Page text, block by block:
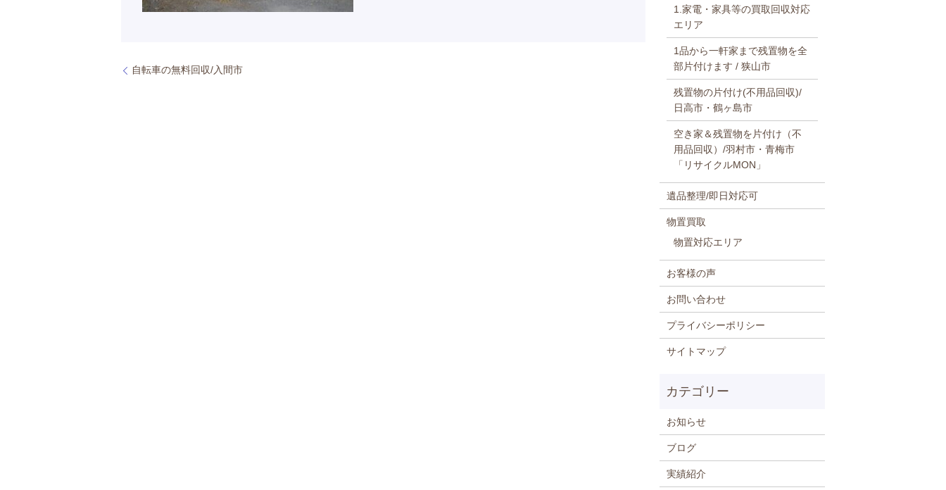
自転車の無料回収/入間市
1.家電・家具等の買取回収対応
エリア
1品から一軒家まで残置物を全
部片付けます / 狭山市
残置物の片付け(不用品回収)/
日高市・鶴ヶ島市
空き家＆残置物を片付け（不
用品回収）/羽村市・青梅市
「リサイクルMON」
遺品整理/即日対応可
物置買取
物置対応エリア
お客様の声
お問い合わせ
プライバシーポリシー
サイトマップ
お知らせ
ブログ
実績紹介